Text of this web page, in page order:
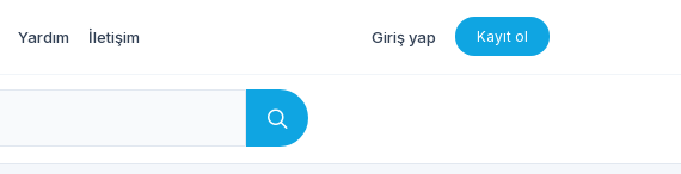
Giriş yap Kayıt ol
Yardım İletişim